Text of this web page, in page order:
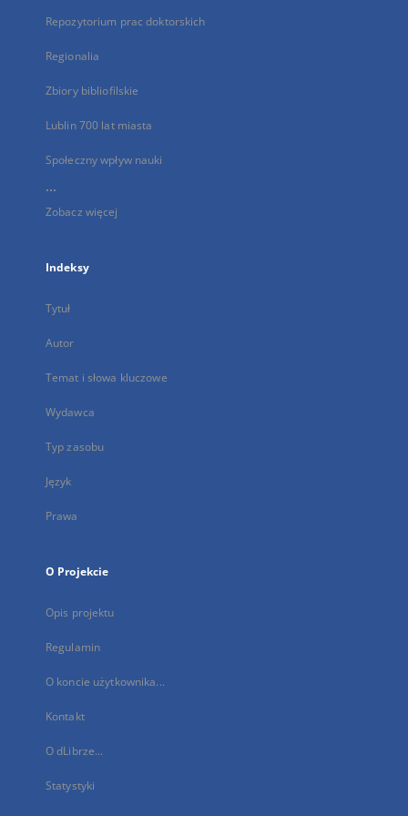
Repozytorium prac doktorskich
Regionalia
Zbiory bibliofilskie
Lublin 700 lat miasta
Społeczny wpływ nauki
...
Zobacz więcej
Indeksy
Tytuł
Autor
Temat i słowa kluczowe
Wydawca
Typ zasobu
Język
Prawa
O Projekcie
Opis projektu
Regulamin
O koncie użytkownika...
Kontakt
O dLibrze...
Statystyki